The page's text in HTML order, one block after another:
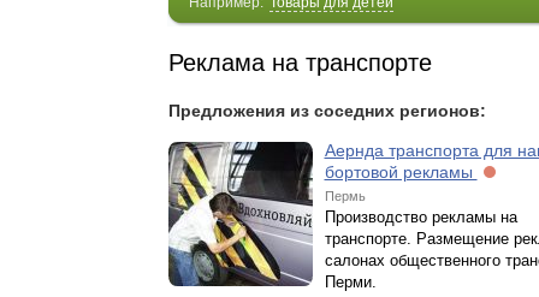
Реклама на транспорте
Предложения из соседних регионов:
Аернда транспорта для
бортовой рекламы
Пермь
Производство рекламы на
транспорте. Размещение
салонах общественного
Перми.